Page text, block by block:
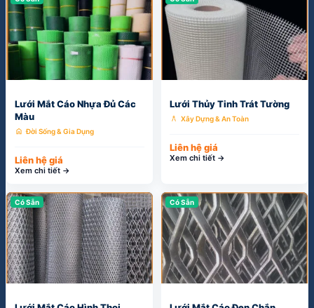
Lưới Mắt Cáo Nhựa Đủ Các
Màu
home Đời Sống & Gia Dụng
Liên hệ giá
Xem chi tiết →
Lưới Thủy Tinh Trát Tường
architecture Xây Dựng & An Toàn
Liên hệ giá
Xem chi tiết →
Có Sẵn Có Sẵn